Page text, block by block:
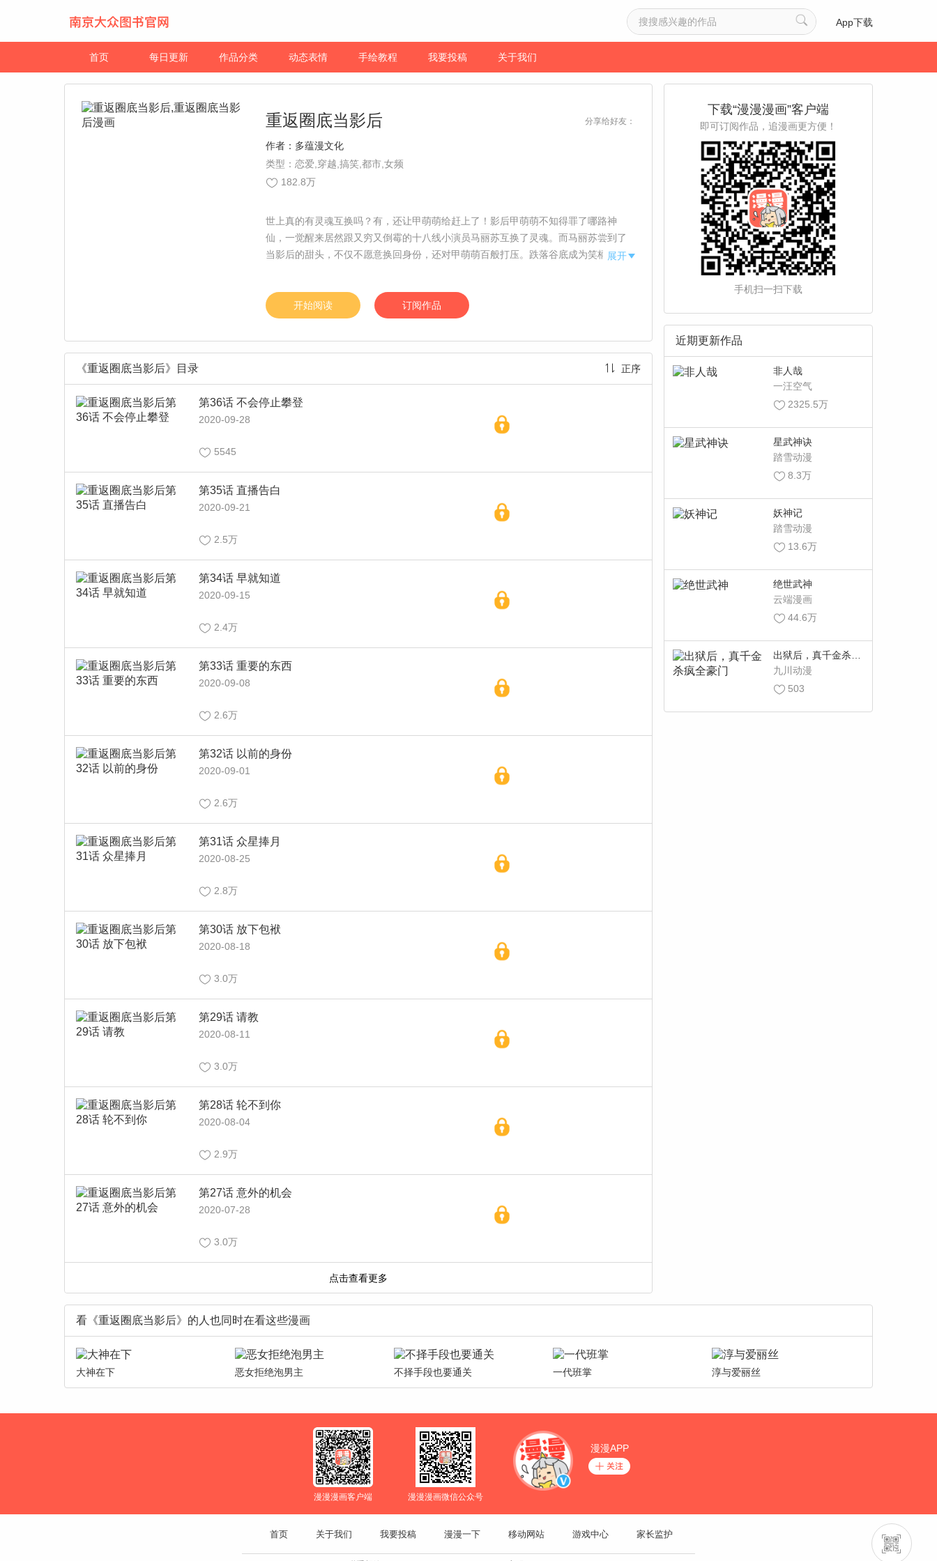
App下载
首页 每日更新 作品分类 动态表情 手绘教程 我要投稿 关于我们
重返圈底当影后 分享给好友：
作者： 多蕴漫文化
类型：恋爱,穿越,搞笑,都市,女频
182.8万
世上真的有灵魂互换吗？有，还让甲萌萌给赶上了！影后甲萌萌不知得罪了哪路神
仙，一觉醒来居然跟又穷又倒霉的十八线小演员马丽苏互换了灵魂。而马丽苏尝到了
当影后的甜头，不仅不愿意换回身份，还对甲萌萌百般打压。跌落谷底成为笑柄的甲
展开
开始阅读 订阅作品
《重返圈底当影后》目录 正序
第36话 不会停止攀登
2020-09-28
5545
第35话 直播告白
2020-09-21
2.5万
第34话 早就知道
2020-09-15
2.4万
第33话 重要的东西
2020-09-08
2.6万
第32话 以前的身份
2020-09-01
2.6万
第31话 众星捧月
2020-08-25
2.8万
第30话 放下包袱
2020-08-18
3.0万
第29话 请教
2020-08-11
3.0万
第28话 轮不到你
2020-08-04
2.9万
第27话 意外的机会
2020-07-28
3.0万
下载“漫漫漫画”客户端
即可订阅作品，追漫画更方便！
手机扫一扫下载
近期更新作品
非人哉
一汪空气
2325.5万
星武神诀
踏雪动漫
8.3万
妖神记
踏雪动漫
13.6万
绝世武神
云端漫画
44.6万
出狱后，真千金杀疯
全豪门
九川动漫
503
看《重返圈底当影后》的人也同时在看这些漫画
大神在下 恶女拒绝泡男主 不择手段也要通关 一代班掌 淳与爱丽丝
漫漫漫画客户端 漫漫漫画微信公众号
漫漫APP
首页 关于我们 我要投稿 漫漫一下 移动网站 游戏中心 家长监护